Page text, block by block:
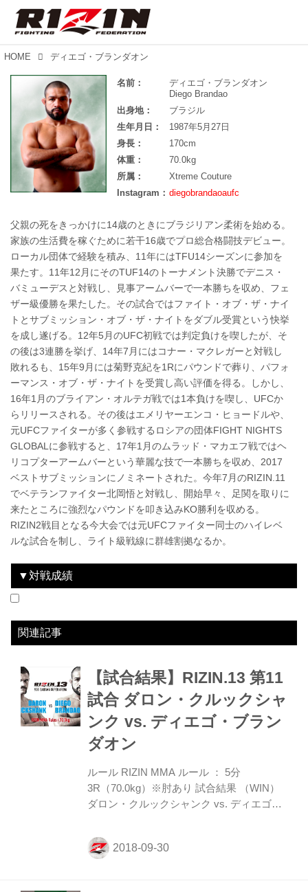
HOME ディエゴ・ブランダオン
名前：
ディエゴ・ブランダオン
Diego Brandao
出身地：
ブラジル
生年月日：
1987年5月27日
身長：
170cm
体重：
70.0kg
所属：
Xtreme Couture
Instagram： diegobrandaoaufc
父親の死をきっかけに14歳のときにブラジリアン柔術を始める。
家族の生活費を稼ぐために若干16歳でプロ総合格闘技デビュー。
ローカル団体で経験を積み、11年にはTFU14シーズンに参加を
果たす。11年12月にそのTUF14のトーナメント決勝でデニス・
バミューデスと対戦し、見事アームバーで一本勝ちを収め、フェ
ザー級優勝を果たした。その試合ではファイト・オブ・ザ・ナイ
トとサブミッション・オブ・ザ・ナイトをダブル受賞という快挙
を成し遂げる。12年5月のUFC初戦では判定負けを喫したが、そ
の後は3連勝を挙げ、14年7月にはコナー・マクレガーと対戦し
敗れるも、15年9月には菊野克紀を1Rにパウンドで葬り、パフォ
ーマンス・オブ・ザ・ナイトを受賞し高い評価を得る。しかし、
16年1月のブライアン・オルテガ戦では1本負けを喫し、UFCか
らリリースされる。その後はエメリヤーエンコ・ヒョードルや、
元UFCファイターが多く参戦するロシアの団体FIGHT NIGHTS
GLOBALに参戦すると、17年1月のムラッド・マカエフ戦ではヘ
リコプターアームバーという華麗な技で一本勝ちを収め、2017
ベストサブミッションにノミネートされた。今年7月のRIZIN.11
でベテランファイター北岡悟と対戦し、開始早々、足関を取りに
来たところに強烈なパウンドを叩き込みKO勝利を収める。
RIZIN2戦目となる今大会では元UFCファイター同士のハイレベ
ルな試合を制し、ライト級戦線に群雄割拠なるか。
▼対戦成績
関連記事
【試合結果】RIZIN.13 第11
試合 ダロン・クルックシャ
ンク vs. ディエゴ・ブラン
ダオン
ルール RIZIN MMA ルール ： 5分
3R（70.0kg）※肘あり 試合結果 （WIN）
ダロン・クルックシャンク vs. ディエゴ・
TKO（レフェリーストップ：グラウンドパ
ンチ） 試合内容 1R、クルックシャンクが